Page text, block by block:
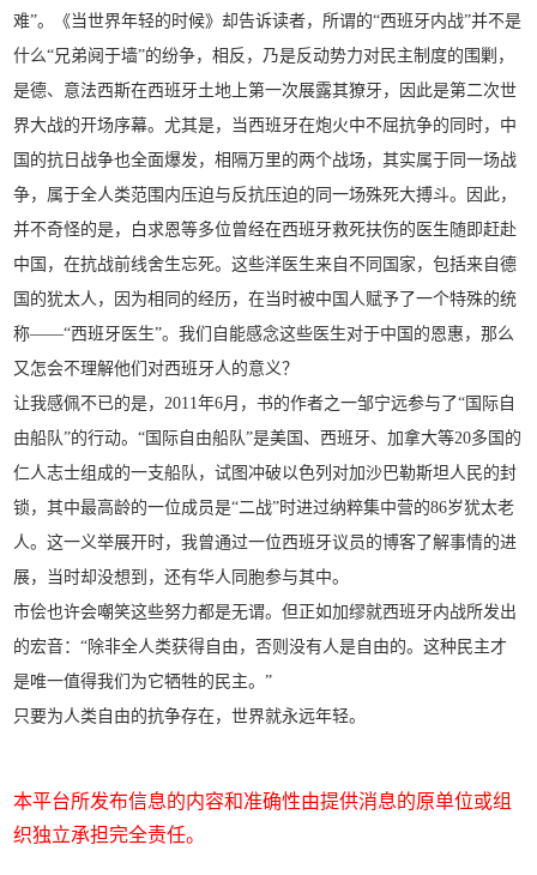
难”。《当世界年轻的时候》却告诉读者，所谓的“西班牙内战”并不是
什么“兄弟阋于墙”的纷争，相反，乃是反动势力对民主制度的围剿，
是德、意法西斯在西班牙土地上第一次展露其獠牙，因此是第二次世
界大战的开场序幕。尤其是，当西班牙在炮火中不屈抗争的同时，中
国的抗日战争也全面爆发，相隔万里的两个战场，其实属于同一场战
争，属于全人类范围内压迫与反抗压迫的同一场殊死大搏斗。因此，
并不奇怪的是，白求恩等多位曾经在西班牙救死扶伤的医生随即赶赴
中国，在抗战前线舍生忘死。这些洋医生来自不同国家，包括来自德
国的犹太人，因为相同的经历，在当时被中国人赋予了一个特殊的统
称——“西班牙医生”。我们自能感念这些医生对于中国的恩惠，那么
又怎会不理解他们对西班牙人的意义？
让我感佩不已的是，2011年6月，书的作者之一邹宁远参与了“国际自
由船队”的行动。“国际自由船队”是美国、西班牙、加拿大等20多国的
仁人志士组成的一支船队，试图冲破以色列对加沙巴勒斯坦人民的封
锁，其中最高龄的一位成员是“二战”时进过纳粹集中营的86岁犹太老
人。这一义举展开时，我曾通过一位西班牙议员的博客了解事情的进
展，当时却没想到，还有华人同胞参与其中。
市侩也许会嘲笑这些努力都是无谓。但正如加缪就西班牙内战所发出
的宏音：“除非全人类获得自由，否则没有人是自由的。这种民主才
是唯一值得我们为它牺牲的民主。”
只要为人类自由的抗争存在，世界就永远年轻。
本平台所发布信息的内容和准确性由提供消息的原单位或组
织独立承担完全责任。